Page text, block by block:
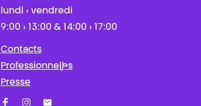
lundi › vendredi
9:00 › 13:00 & 14:00 › 17:00
Contacts
Professionnel·les
Presse